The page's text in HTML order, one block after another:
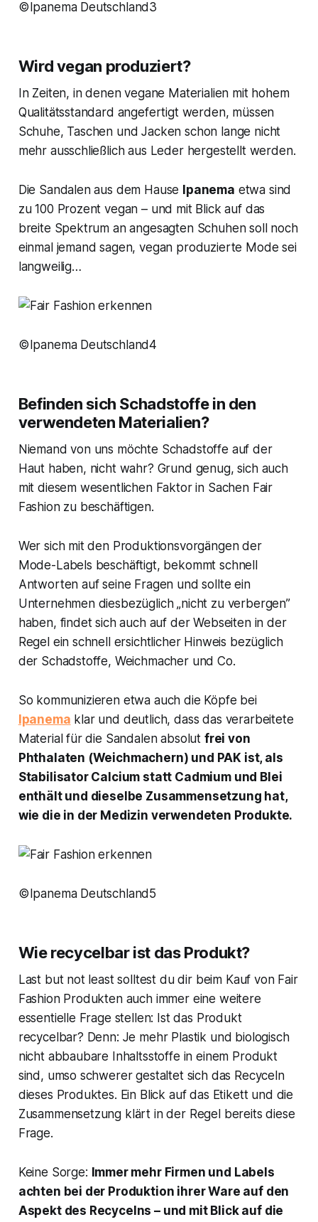
©Ipanema Deutschland3
Wird vegan produziert?
In Zeiten, in denen vegane Materialien mit hohem
Qualitätsstandard angefertigt werden, müssen
Schuhe, Taschen und Jacken schon lange nicht
mehr ausschließlich aus Leder hergestellt werden.
Die Sandalen aus dem Hause Ipanema etwa sind
zu 100 Prozent vegan – und mit Blick auf das
breite Spektrum an angesagten Schuhen soll noch
einmal jemand sagen, vegan produzierte Mode sei
langweilig…
©Ipanema Deutschland4
Befinden sich Schadstoffe in den
verwendeten Materialien?
Niemand von uns möchte Schadstoffe auf der
Haut haben, nicht wahr? Grund genug, sich auch
mit diesem wesentlichen Faktor in Sachen Fair
Fashion zu beschäftigen.
Wer sich mit den Produktionsvorgängen der
Mode-Labels beschäftigt, bekommt schnell
Antworten auf seine Fragen und sollte ein
Unternehmen diesbezüglich „nicht zu verbergen”
haben, findet sich auch auf der Webseiten in der
Regel ein schnell ersichtlicher Hinweis bezüglich
der Schadstoffe, Weichmacher und Co.
So kommunizieren etwa auch die Köpfe bei
Ipanema klar und deutlich, dass das verarbeitete
Material für die Sandalen absolut frei von
Phthalaten (Weichmachern) und PAK ist, als
Stabilisator Calcium statt Cadmium und Blei
enthält und dieselbe Zusammensetzung hat,
wie die in der Medizin verwendeten Produkte.
©Ipanema Deutschland5
Wie recycelbar ist das Produkt?
Last but not least solltest du dir beim Kauf von Fair
Fashion Produkten auch immer eine weitere
essentielle Frage stellen: Ist das Produkt
recycelbar? Denn: Je mehr Plastik und biologisch
nicht abbaubare Inhaltsstoffe in einem Produkt
sind, umso schwerer gestaltet sich das Recyceln
dieses Produktes. Ein Blick auf das Etikett und die
Zusammensetzung klärt in der Regel bereits diese
Frage.
Keine Sorge: Immer mehr Firmen und Labels
achten bei der Produktion ihrer Ware auf den
Aspekt des Recycelns – und mit Blick auf die